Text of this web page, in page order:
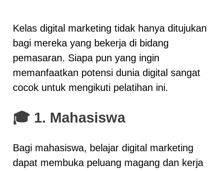
Kelas digital marketing tidak hanya ditujukan
bagi mereka yang bekerja di bidang
pemasaran. Siapa pun yang ingin
memanfaatkan potensi dunia digital sangat
cocok untuk mengikuti pelatihan ini.
🎓 1. Mahasiswa
Bagi mahasiswa, belajar digital marketing
dapat membuka peluang magang dan kerja